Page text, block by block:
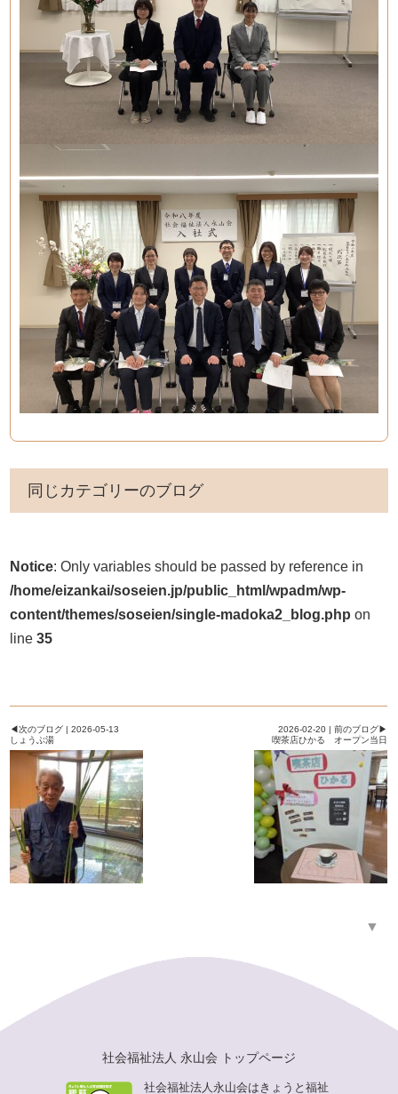
同じカテゴリーのブログ
Notice: Only variables should be passed by reference in
/home/eizankai/soseien.jp/public_html/wpadm/wp-
content/themes/soseien/single-madoka2_blog.php on
line35
◀次のブログ | 2026-05-13
しょうぶ湯
2026-02-20 | 前のブログ▶
喫茶店ひかる オープン当日
▼
社会福祉法人 永山会 トップページ
社会福祉法人永山会はきょうと福祉